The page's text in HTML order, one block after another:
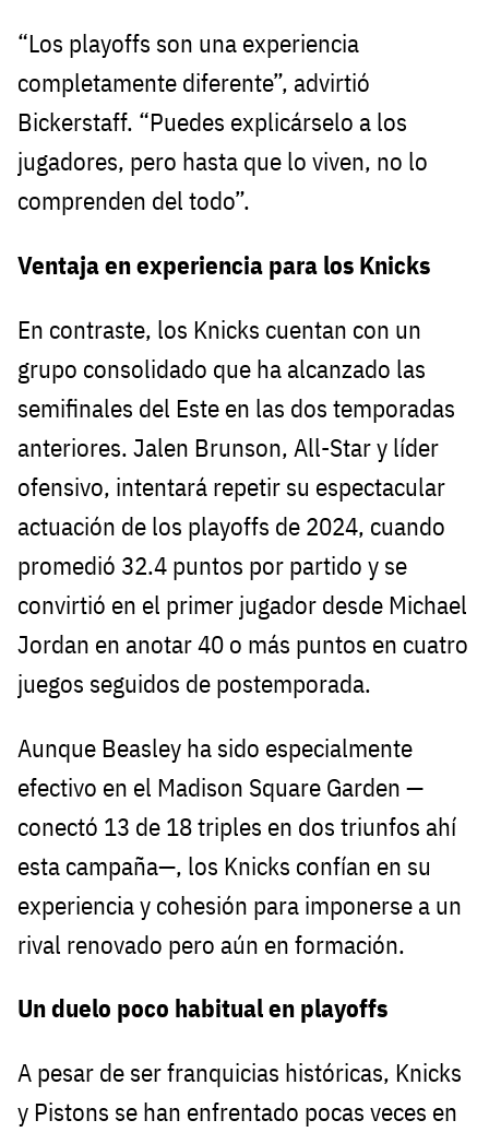
“Los playoffs son una experiencia
completamente diferente”, advirtió
Bickerstaff. “Puedes explicárselo a los
jugadores, pero hasta que lo viven, no lo
comprenden del todo”.
Ventaja en experiencia para los Knicks
En contraste, los Knicks cuentan con un
grupo consolidado que ha alcanzado las
semifinales del Este en las dos temporadas
anteriores. Jalen Brunson, All-Star y líder
ofensivo, intentará repetir su espectacular
actuación de los playoffs de 2024, cuando
promedió 32.4 puntos por partido y se
convirtió en el primer jugador desde Michael
Jordan en anotar 40 o más puntos en cuatro
juegos seguidos de postemporada.
Aunque Beasley ha sido especialmente
efectivo en el Madison Square Garden —
conectó 13 de 18 triples en dos triunfos ahí
esta campaña—, los Knicks confían en su
experiencia y cohesión para imponerse a un
rival renovado pero aún en formación.
Un duelo poco habitual en playoffs
A pesar de ser franquicias históricas, Knicks
y Pistons se han enfrentado pocas veces en